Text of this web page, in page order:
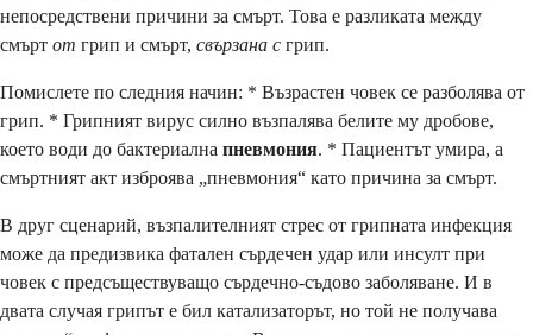
непосредствени причини за смърт. Това е разликата между
смърт от грип и смърт, свързана с грип.
Помислете по следния начин: * Възрастен човек се разболява от
грип. * Грипният вирус силно възпалява белите му дробове,
което води до бактериална пневмония. * Пациентът умира, а
смъртният акт изброява „пневмония“ като причина за смърт.
В друг сценарий, възпалителният стрес от грипната инфекция
може да предизвика фатален сърдечен удар или инсулт при
човек с предсъществуващо сърдечно-съдово заболяване. И в
двата случая грипът е бил катализаторът, но той не получава